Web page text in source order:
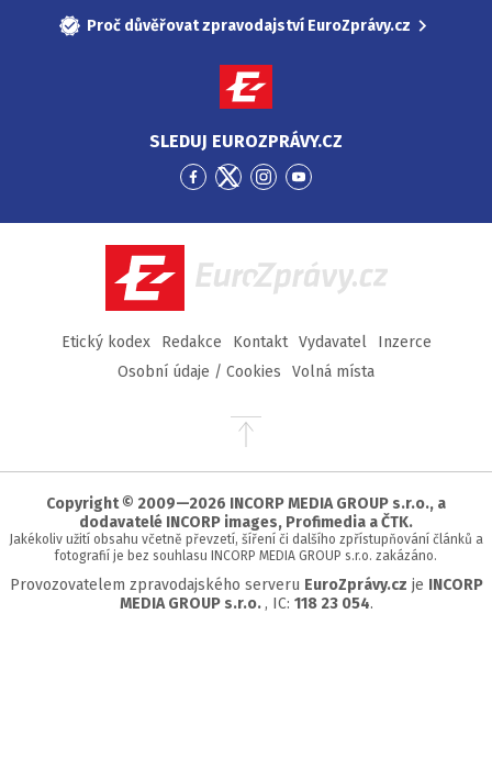
Proč důvěřovat zpravodajství EuroZprávy.cz
SLEDUJ EUROZPRÁVY.CZ
Přejít
Facebook
Přejít
Twitter
Přejít
Instagram
Přejít
YouTube
EuroZprávy.cz
Etický kodex Redakce Kontakt Vydavatel
Inzerce
Osobní údaje / Cookies
Volná místa
Přejít
stránky
Copyright © 2009—2026 INCORP MEDIA GROUP s.r.o., a
dodavatelé INCORP images, Profimedia a ČTK.
Jakékoliv užití obsahu včetně převzetí, šíření či dalšího zpřístupňování článků a
fotografií je bez souhlasu INCORP MEDIA GROUP s.r.o. zakázáno.
Provozovatelem zpravodajského serveru EuroZprávy.cz je INCORP
MEDIA GROUP s.r.o. , IC: 118 23 054.